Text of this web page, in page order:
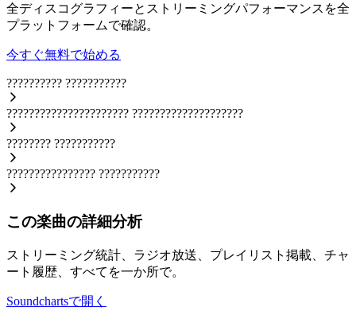
全ディスコグラフィーとストリーミングパフォーマンスを全
プラットフォームで確認。
今すぐ無料で始める
?????????? ???????????
?????????????????????? ????????????????????
???????? ???????????
???????????????? ???????????
この楽曲の詳細分析
ストリーミング統計、ラジオ放送、プレイリスト掲載、チャ
ート履歴、すべてを一か所で。
Soundchartsで開く